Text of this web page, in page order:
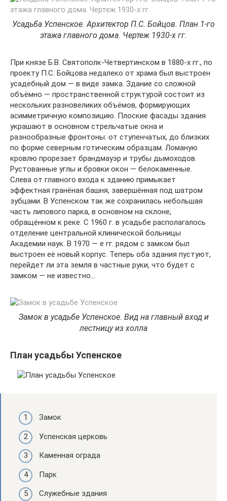
Усадьба Успенское. Архитектор П.С. Бойцов. План 1-го
этажа главного дома. Чертеж 1930-х гг.
При князе Б.В. Святополк-Четвертинском в 1880-х гг., по
проекту П.С. Бойцова недалеко от храма был выстроен
усадебный дом — в виде замка. Здание со сложной
объёмно — пространственной структурой состоит из
нескольких разновеликих объёмов, формирующих
асимметричную композицию. Плоские фасады здания
украшают в основном стрельчатые окна и
разнообразные фронтоны: от ступенчатых, до близких
по форме северным готическим образцам. Ломаную
кровлю прорезает брандмауэр и трубы дымоходов.
Рустованные углы и бровки окон — белокаменные.
Слева от главного входа к зданию примыкает
эффектная гранёная башня, завершённая под шатром
зубцами. В Успенском так же сохранилась небольшая
часть липового парка, в основном на склоне,
обращённом к реке. С 1960 г. в усадьбе располагалось
отделение центральной клинической больницы
Академии наук. В 1970 — е гг. рядом с замком был
выстроен её новый корпус. Теперь оба здания пустуют,
перейдет ли эта земля в частные руки, что будет с
замком — не известно…
Замок в усадьбе Успенское. Вид на главный вход и
лестницу из холла
План усадьбы Успенское
Замок
Успенская церковь
Каменная ограда
Парк
Служебные здания